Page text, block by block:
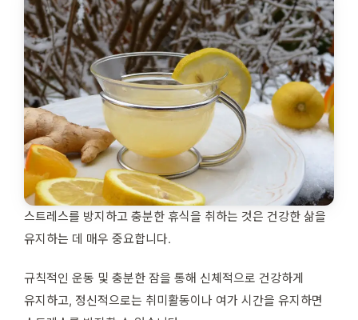
스트레스를 방지하고 충분한 휴식을 취하는 것은 건강한 삶을
유지하는 데 매우 중요합니다.
규칙적인 운동 및 충분한 잠을 통해 신체적으로 건강하게
유지하고, 정신적으로는 취미활동이나 여가 시간을 유지하면